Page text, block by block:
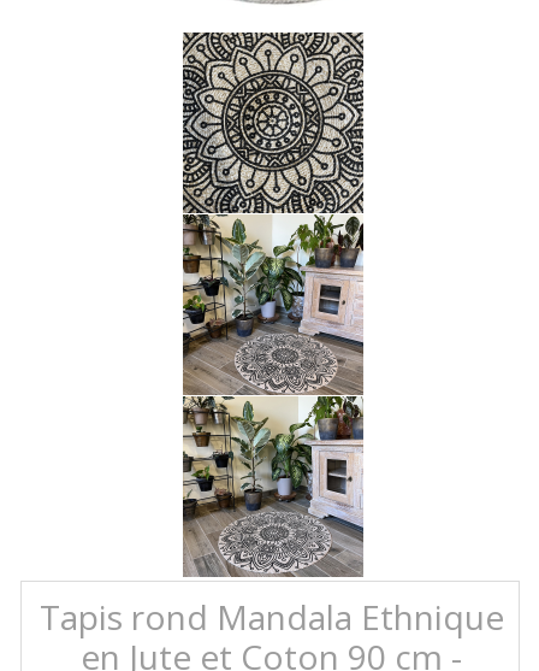
Tapis rond Mandala Ethnique
en Jute et Coton 90 cm -